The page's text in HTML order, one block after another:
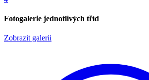
Fotogalerie jednotlivých tříd
Zobrazit galerii